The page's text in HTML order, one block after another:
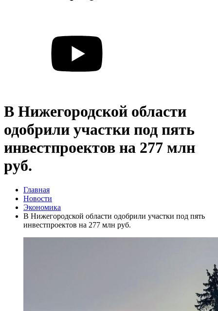
В Нижегородской области
одобрили участки под пять
инвестпроектов на 277 млн
руб.
Главная
Новости
Экономика
В Нижегородской области одобрили участки под пять
инвестпроектов на 277 млн руб.